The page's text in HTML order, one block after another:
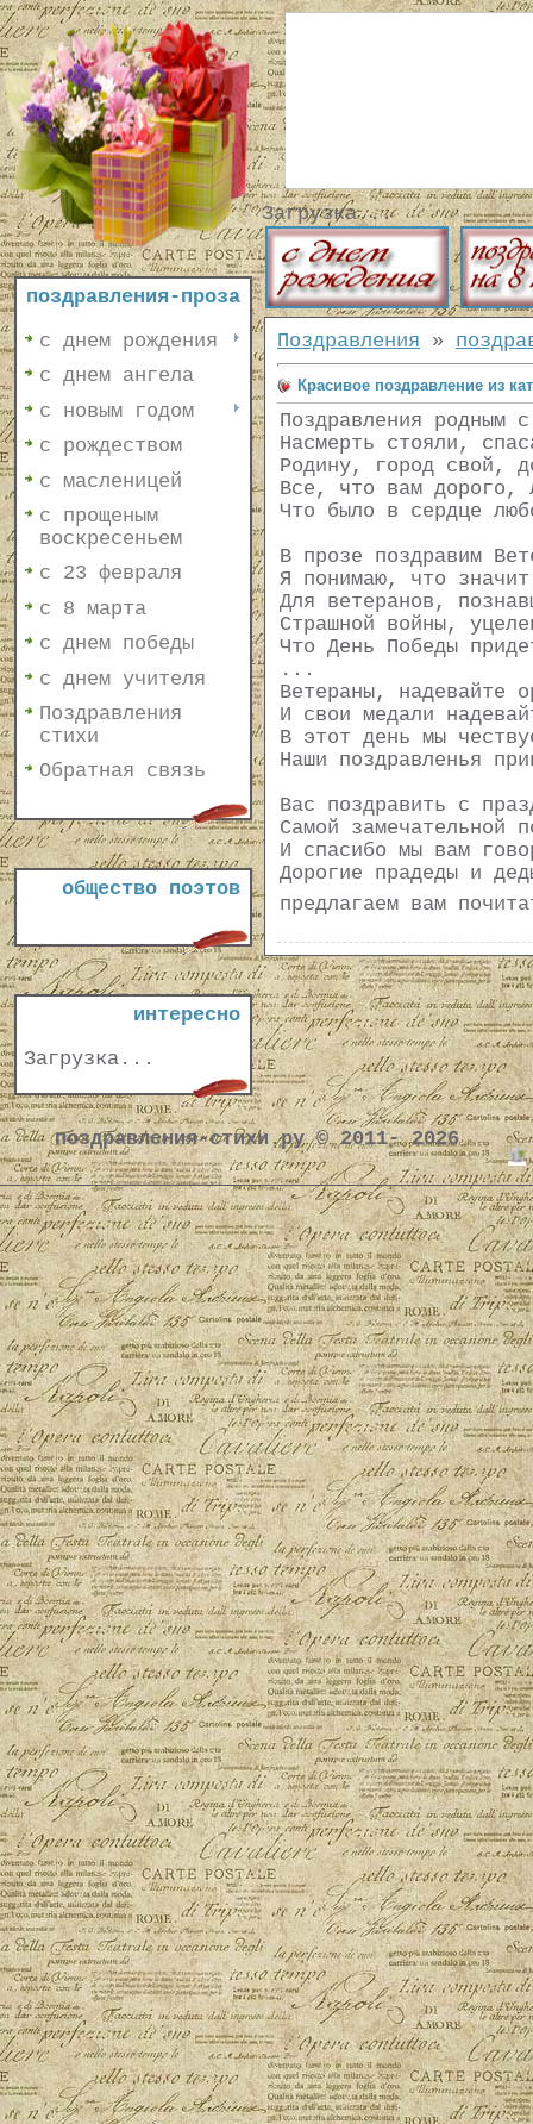
поздравления-проза
с днем рождения
с днем ангела
с новым годом
с рождеством
с масленицей
с прощеным
воскресеньем
с 23 февраля
с 8 марта
с днем победы
с днем учителя
Поздравления
стихи
Обратная связь
общество поэтов
интересно
Загрузка...
Загрузка...
Поздравления »
Красивое поздравление из
Поздравления родным
Насмерть стояли,
Родину, город свой,
Все, что вам дорого,
Что было в сердце
В прозе поздравим
Я понимаю, что
Для ветеранов,
Страшной войны,
Что День Победы
...
Ветераны, надевайте
И свои медали
В этот день мы
Наши поздравленья
Вас поздравить с
Самой замечательной
И спасибо мы вам
Дорогие прадеды и
предлагаем вам
поздравления-стихи.ру © 2011- 2026